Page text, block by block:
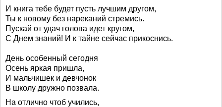
И книга тебе будет пусть лучшим другом,
Ты к новому без нареканий стремись.
Пускай от удач голова идет кругом,
С Днем знаний! И к тайне сейчас прикоснись.
День особенный сегодня
Осень яркая пришла,
И мальчишек и девчонок
В школу дружно позвала.
На отлично чтоб учились,